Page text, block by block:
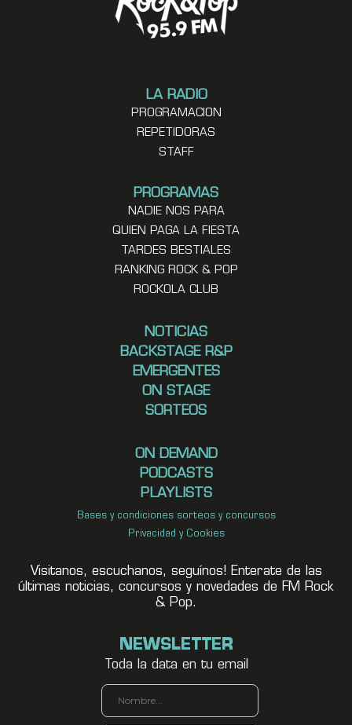
LA RADIO
PROGRAMACION
REPETIDORAS
STAFF
PROGRAMAS
NADIE NOS PARA
QUIEN PAGA LA FIESTA
TARDES BESTIALES
RANKING ROCK & POP
ROCKOLA CLUB
NOTICIAS
BACKSTAGE R&P
EMERGENTES
ON STAGE
SORTEOS
ON DEMAND
PODCASTS
PLAYLISTS
Bases y condiciones sorteos y concursos
Privacidad y Cookies
Visitanos, escuchanos, seguínos! Enterate de las
últimas noticias, concursos y novedades de FM Rock
& Pop.
NEWSLETTER
Toda la data en tu email